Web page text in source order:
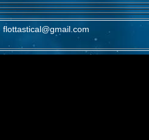
flottastical@gmail.com